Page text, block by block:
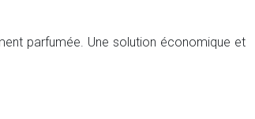
parfumée. Une solution économique et